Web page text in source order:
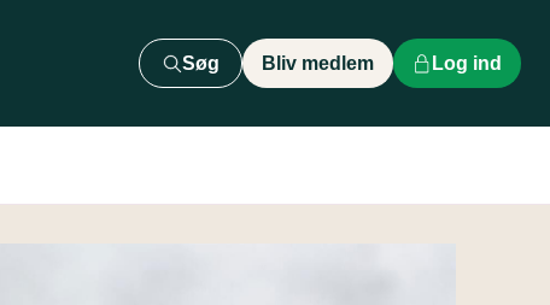
Søg Bliv medlem Log ind